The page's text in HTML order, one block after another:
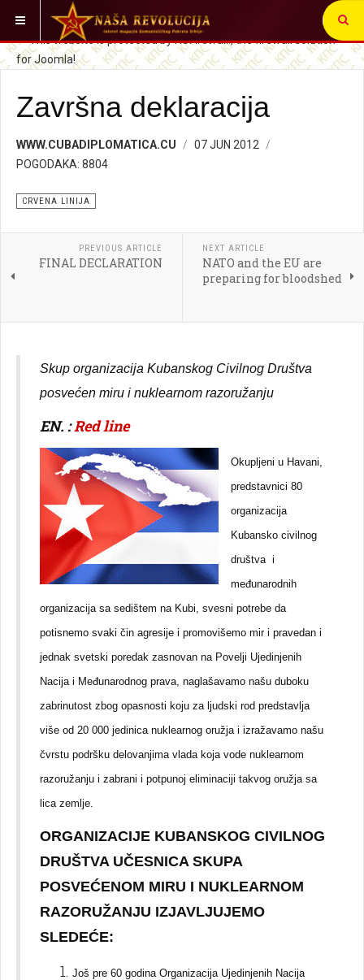
VI STE OVDE: CRVENA LINIJA
Završna deklaracija
WWW.CUBADIPLOMATICA.CU
07 JUN 2012
POGODAKA: 8804
CRVENA LINIJA
PREVIOUS ARTICLE
FINAL DECLARATION
NEXT ARTICLE
NATO and the EU are
preparing for bloodshed
Skup organizacija Kubanskog Civilnog Društva
posvećen miru i nuklearnom razoružanju
EN. :Red line
Okupljeni u Havani,
predstavnici 80
organizacija
Kubansko civilnog
društva i
međunarodnih
organizacija sa sedištem na Kubi, svesni potrebe da
potisnemo svaki čin agresije i promovišemo mir i pravedan i
jednak svetski poredak zasnovan na Povelji Ujedinjenih
Nacija i Međunarodnog prava, naglašavamo našu duboku
zabrinutost zbog opasnosti koju za ljudski rod predstavlja
više od 20 000 jedinica nuklearnog oružja i izražavamo našu
čvrstu podršku delovanjima vlada koja vode nuklearnom
razoružanju i zabrani i potpunoj eliminaciji takvog oružja sa
lica zemlje.
ORGANIZACIJE KUBANSKOG CIVILNOG
DRUŠTVA UČESNICA SKUPA
POSVEĆENOM MIRU I NUKLEARNOM
RAZORUŽANJU IZJAVLJUJEMO
SLEDEĆE:
Još pre 60 godina Organizacija Ujedinjenih Nacija